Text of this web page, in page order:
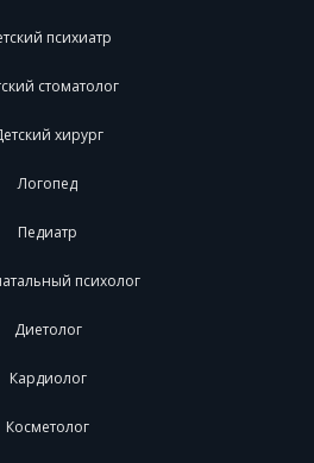
психиатр
стоматолог
хирург
Логопед
Педиатр
психолог
Диетолог
Кардиолог
Косметолог